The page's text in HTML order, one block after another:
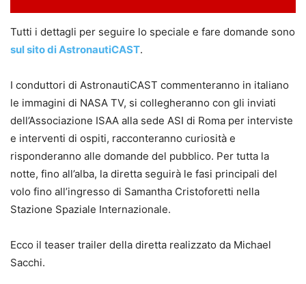
Tutti i dettagli per seguire lo speciale e fare domande sono
sul sito di AstronautiCAST.
I conduttori di AstronautiCAST commenteranno in italiano
le immagini di NASA TV, si collegheranno con gli inviati
dell’Associazione ISAA alla sede ASI di Roma per interviste
e interventi di ospiti, racconteranno curiosità e
risponderanno alle domande del pubblico. Per tutta la
notte, fino all’alba, la diretta seguirà le fasi principali del
volo fino all’ingresso di Samantha Cristoforetti nella
Stazione Spaziale Internazionale.
Ecco il teaser trailer della diretta realizzato da Michael
Sacchi.